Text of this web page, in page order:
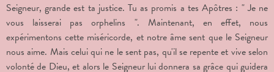
Seigneur, grande est ta justice. Tu as promis a tes Apôtres : " Je ne
vous laisserai pas orphelins ". Maintenant, en effet, nous
expérimentons cette miséricorde, et notre âme sent que le Seigneur
nous aime. Mais celui qui ne le sent pas, qu'il se repente et vive selon
volonté de Dieu, et alors le Seigneur lui donnera sa grâce qui guidera